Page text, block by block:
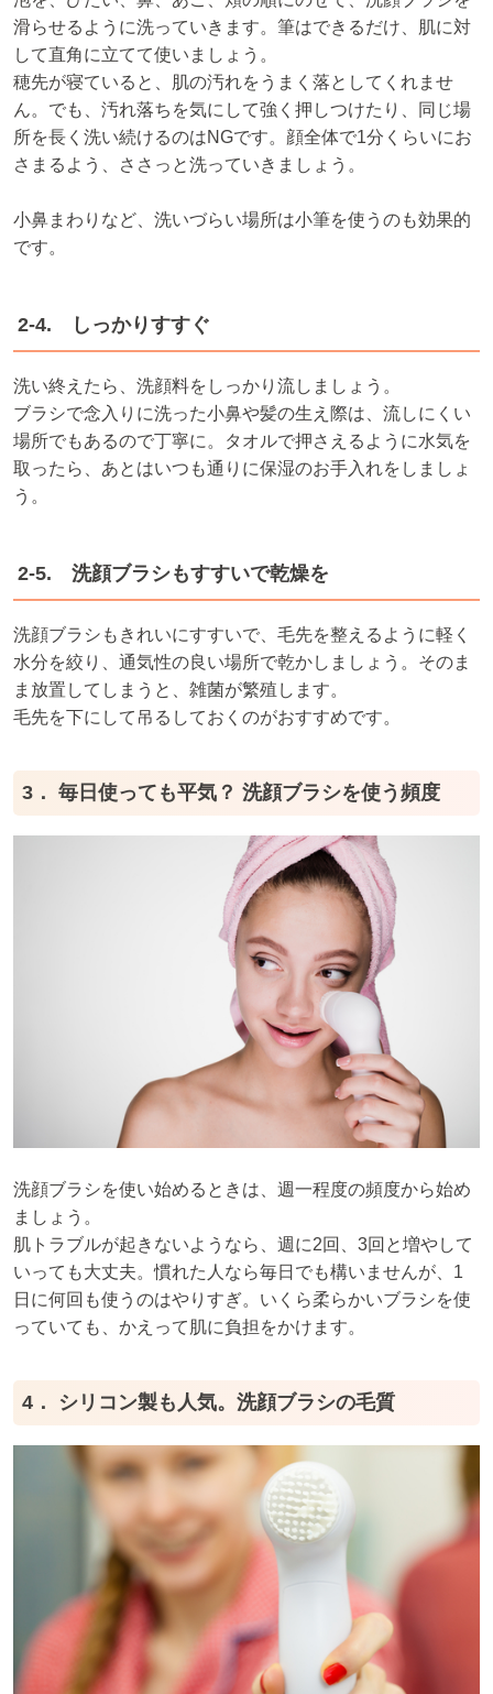
滑らせるように洗っていきます。筆はできるだけ、肌に対
して直角に立てて使いましょう。
穂先が寝ていると、肌の汚れをうまく落としてくれませ
ん。でも、汚れ落ちを気にして強く押しつけたり、同じ場
所を長く洗い続けるのはNGです。顔全体で1分くらいにお
さまるよう、ささっと洗っていきましょう。
小鼻まわりなど、洗いづらい場所は小筆を使うのも効果的
です。
2-4. しっかりすすぐ
洗い終えたら、洗顔料をしっかり流しましょう。
ブラシで念入りに洗った小鼻や髪の生え際は、流しにくい
場所でもあるので丁寧に。タオルで押さえるように水気を
取ったら、あとはいつも通りに保湿のお手入れをしましょ
う。
2-5. 洗顔ブラシもすすいで乾燥を
洗顔ブラシもきれいにすすいで、毛先を整えるように軽く
水分を絞り、通気性の良い場所で乾かしましょう。そのま
ま放置してしまうと、雑菌が繁殖します。
毛先を下にして吊るしておくのがおすすめです。
3． 毎日使っても平気？ 洗顔ブラシを使う頻度
洗顔ブラシを使い始めるときは、週一程度の頻度から始め
ましょう。
肌トラブルが起きないようなら、週に2回、3回と増やして
いっても大丈夫。慣れた人なら毎日でも構いませんが、1
日に何回も使うのはやりすぎ。いくら柔らかいブラシを使
っていても、かえって肌に負担をかけます。
4． シリコン製も人気。洗顔ブラシの毛質